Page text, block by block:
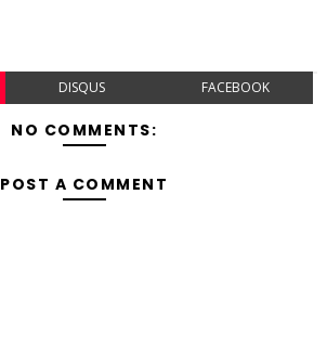
DISQUS FACEBOOK
NO COMMENTS:
POST A COMMENT